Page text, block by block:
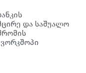
და საშუალო